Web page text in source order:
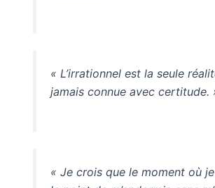
« L’irrationnel est la seule
jamais connue avec certitude.
« Je crois que le moment où